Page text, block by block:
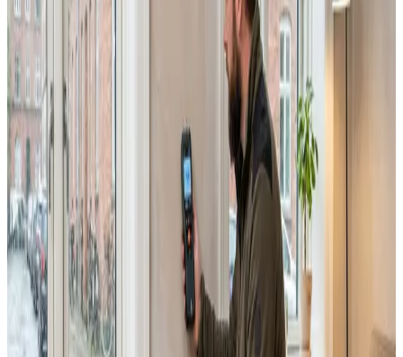
Alle ventilationsmærker